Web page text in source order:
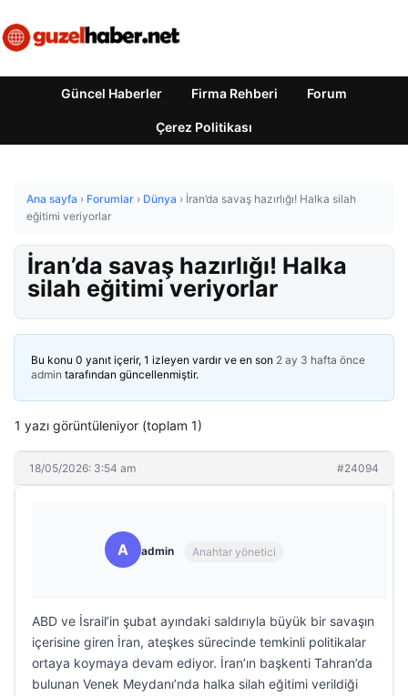
Güncel Haberler Firma Rehberi Forum
Çerez Politikası
Ana sayfa › Forumlar › Dünya › İran’da savaş hazırlığı! Halka silah
eğitimi veriyorlar
İran’da savaş hazırlığı! Halka
silah eğitimi veriyorlar
Bu konu 0 yanıt içerir, 1 izleyen vardır ve en son 2 ay 3 hafta önce
admin tarafından güncellenmiştir.
1 yazı görüntüleniyor (toplam 1)
18/05/2026: 3:54 am #24094
A admin Anahtar yönetici
ABD ve İsrail’in şubat ayındaki saldırıyla büyük bir savaşın
içerisine giren İran, ateşkes sürecinde temkinli politikalar
ortaya koymaya devam ediyor. İran’ın başkenti Tahran’da
bulunan Venek Meydanı’nda halka silah eğitimi verildiği